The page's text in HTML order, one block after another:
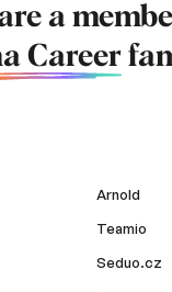
a
Career
Arnold
Teamio
Seduo.cz